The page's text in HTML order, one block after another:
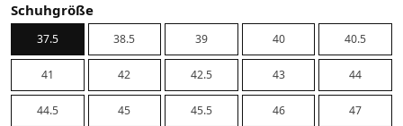
Schuhgröße
37.5 38.5 39 40 40.5
41 42 42.5 43 44
44.5 45 45.5 46 47